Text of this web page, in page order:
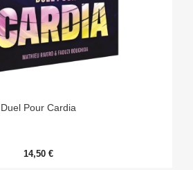
Duel Pour Cardia
14,50 €